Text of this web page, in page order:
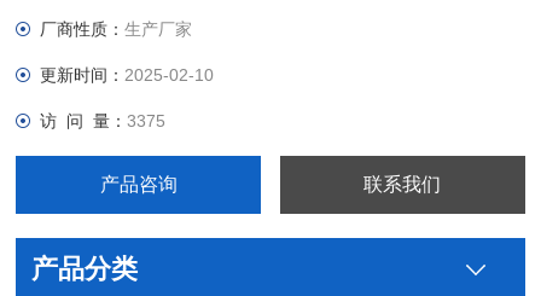
厂商性质：生产厂家
更新时间： 2025-02-10
访 问 量：3375
产品咨询 联系我们
产品分类